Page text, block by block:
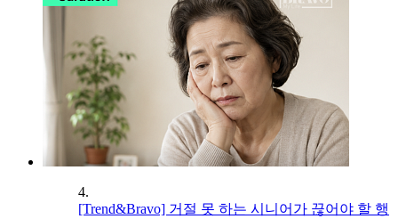
4.
[Trend&Bravo] 거절 못 하는 시니어가 끊어야 할 행